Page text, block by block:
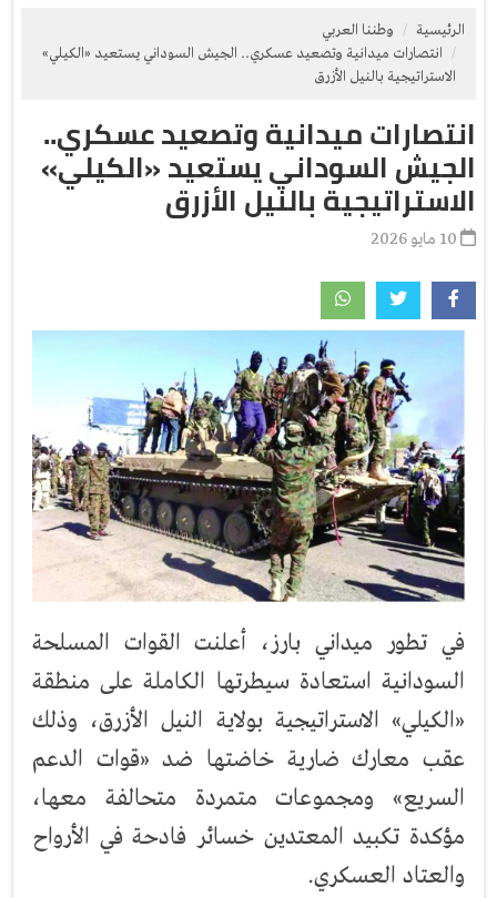
الرئيسية
وطننا العربي
انتصارات ميدانية وتصعيد عسكري.. الجيش السوداني يستعيد «الكيلي»
الاستراتيجية بالنيل الأزرق
انتصارات ميدانية وتصعيد عسكري..
الجيش السوداني يستعيد «الكيلي»
الاستراتيجية بالنيل الأزرق
في تطور ميداني بارز، أعلنت القوات المسلحة
السودانية استعادة سيطرتها الكاملة على منطقة
«الكيلي» الاستراتيجية بولاية النيل الأزرق، وذلك
عقب معارك ضارية خاضتها ضد «قوات الدعم
السريع» ومجموعات متمردة متحالفة معها،
مؤكدة تكبيد المعتدين خسائر فادحة في الأرواح
والعتاد العسكري.